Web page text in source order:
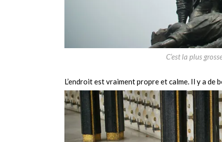
C’est la plus
L’endroit est vraiment propre et calme. Il y a de